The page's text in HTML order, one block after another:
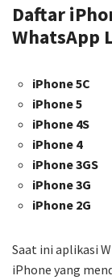
Daftar
WhatsApp
iPhone 5C
iPhone 5
iPhone 4S
iPhone 4
iPhone 3GS
iPhone 3G
iPhone 2G
Saat ini aplikasi
iPhone yang